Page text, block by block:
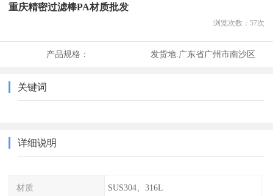
重庆精密过滤棒PA材质批发
浏览次数： 57次
产品规格： 发货地:广东省广州市南沙区
关键词
详细说明
材质 SUS304、316L